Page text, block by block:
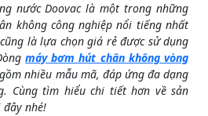
nước Doovac là một trong những
không công nghiệp nổi tiếng nhất
là lựa chọn giá rẻ được sử dụng
máy bơm hút chân không vòng
nhiều mẫu mã, đáp ứng đa dạng
Cùng tìm hiểu chi tiết hơn về sản
nhé!